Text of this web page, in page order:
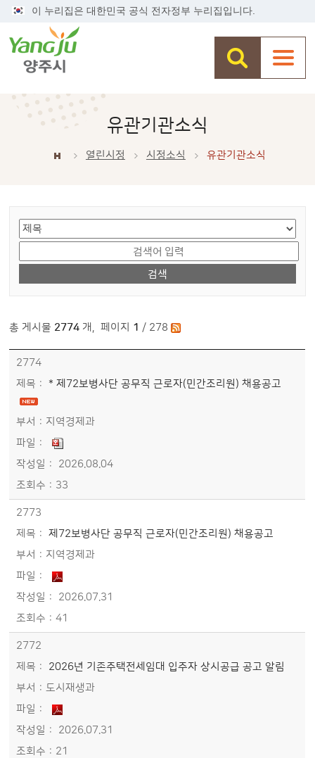
이 누리집은 대한민국 공식 전자정부 누리집입니다.
유관기관소식
열린시정 시정소식 유관기관소식
총 게시물 2774 개 , 페이지 1 / 278
[대표] - 열린시정 > 시정소식 > 유관기관소식 목록 - 번호, 제목, 부서, 파일, 작성일, 조회수정보 제공
2774
* 제72보병사단 공무직 근로자(민간조리원) 채용공고
지역경제과
2026.08.04
33
2773
제72보병사단 공무직 근로자(민간조리원) 채용공고
지역경제과
2026.07.31
41
2772
2026년 기존주택전세임대 입주자 상시공급 공고 알림
도시재생과
2026.07.31
21